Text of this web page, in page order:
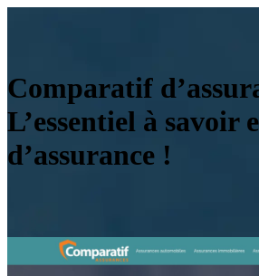
Comparatif
L’essentiel à savoir
d’assurance !